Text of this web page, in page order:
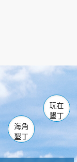
南仁湖
佳樂水
區心
園 風吹沙龍磐公園
砂島
鼻
海角
墾丁
玩在
墾丁